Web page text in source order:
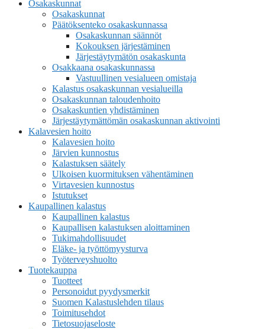
Osakaskunnat
Osakaskunnat
Päätöksenteko osakaskunnassa
Osakaskunnan säännöt
Kokouksen järjestäminen
Järjestäytymätön osakaskunta
Osakkaana osakaskunnassa
Vastuullinen vesialueen omistaja
Kalastus osakaskunnan vesialueilla
Osakaskunnan taloudenhoito
Osakaskuntien yhdistäminen
Järjestäytymättömän osakaskunnan aktivointi
Kalavesien hoito
Kalavesien hoito
Järvien kunnostus
Kalastuksen säätely
Ulkoisen kuormituksen vähentäminen
Virtavesien kunnostus
Istutukset
Kaupallinen kalastus
Kaupallinen kalastus
Kaupallisen kalastuksen aloittaminen
Tukimahdollisuudet
Eläke- ja työttömyysturva
Työterveyshuolto
Tuotekauppa
Tuotteet
Personoidut pyydysmerkit
Suomen Kalastuslehden tilaus
Toimitusehdot
Tietosuojaseloste